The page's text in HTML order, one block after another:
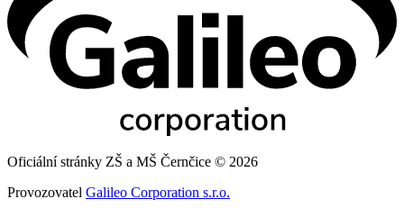
Oficiální stránky ZŠ a MŠ Černčice © 2026
Provozovatel Galileo Corporation s.r.o.